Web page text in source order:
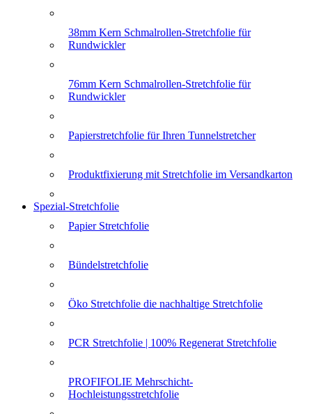
38mm Kern Schmalrollen-Stretchfolie für
Rundwickler
76mm Kern Schmalrollen-Stretchfolie für
Rundwickler
Papierstretchfolie für Ihren Tunnelstretcher
Produktfixierung mit Stretchfolie im Versandkarton
Spezial-Stretchfolie
Papier Stretchfolie
Bündelstretchfolie
Öko Stretchfolie die nachhaltige Stretchfolie
PCR Stretchfolie | 100% Regenerat Stretchfolie
PROFIFOLIE Mehrschicht-
Hochleistungsstretchfolie